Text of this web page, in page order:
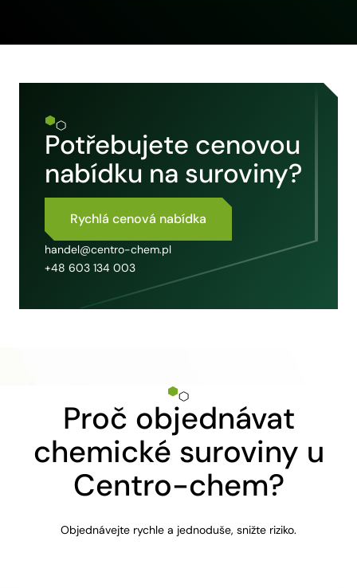
Potřebujete cenovou
nabídku na suroviny?
Rychlá cenová nabídka
handel@centro-chem.pl
+48 603 134 003
Proč objednávat
chemické suroviny u
Centro-chem?
Objednávejte rychle a jednoduše, snižte riziko.